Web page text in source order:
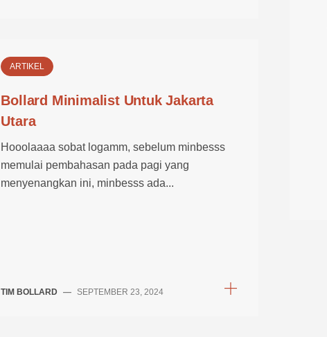
ARTIKEL
Bollard Minimalist Untuk Jakarta
Utara
Hooolaaaa sobat logamm, sebelum minbesss
memulai pembahasan pada pagi yang
menyenangkan ini, minbesss ada...
TIM BOLLARD — SEPTEMBER 23, 2024